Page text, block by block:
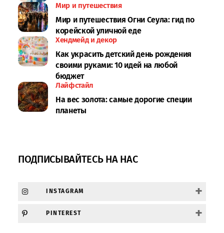
Мир и путешествия
Мир и путешествия Огни Сеула: гид по
корейской уличной еде
Хендмейд и декор
Как украсить детский день рождения
своими руками: 10 идей на любой
бюджет
Лайфстайл
На вес золота: самые дорогие специи
планеты
ПОДПИСЫВАЙТЕСЬ НА НАС
INSTAGRAM +
PINTEREST +